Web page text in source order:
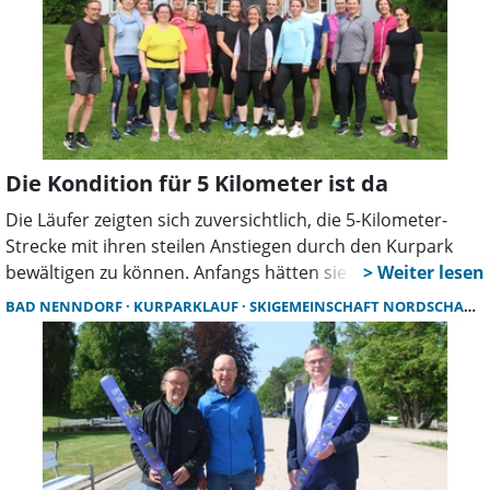
Die Kondition für 5 Kilometer ist da
Die Läufer zeigten sich zuversichtlich, die 5-Kilometer-
Strecke mit ihren steilen Anstiegen durch den Kurpark
bewältigen zu können. Anfangs hätten sie diese
Leistungssteigerung nicht erwartet, nun würden sie sich
jedoch in der Verfassung sehen, die Herausforderung zu
bewältigen, so der Tenor.
BAD NENNDORF KURPARKLAUF SKIGEMEINSCHAFT NORDSCHAUMBURG